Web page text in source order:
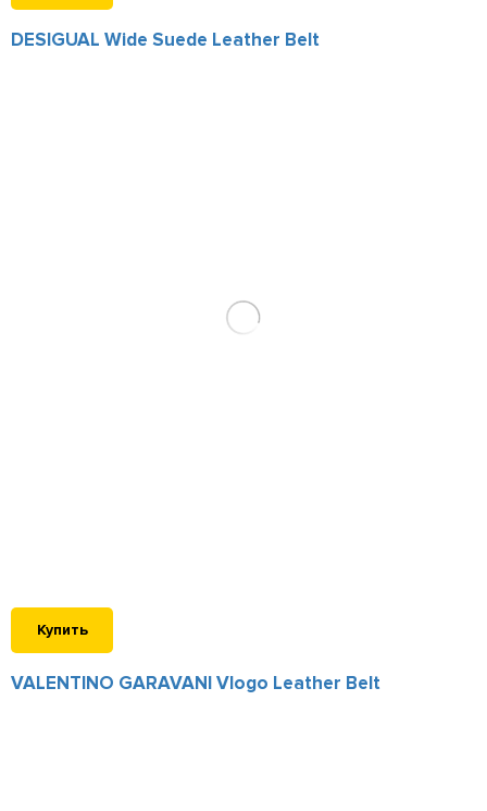
DESIGUAL Wide Suede Leather Belt
Купить
VALENTINO GARAVANI Vlogo Leather Belt